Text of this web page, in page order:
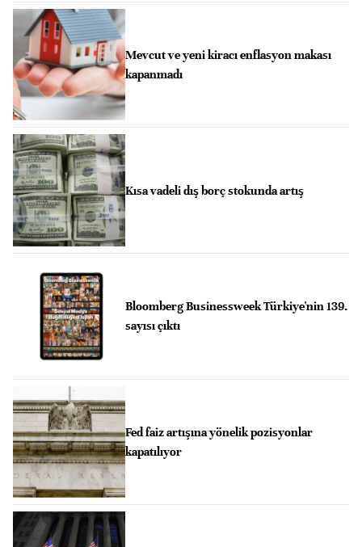
Mevcut ve yeni kiracı enflasyon makası
kapanmadı
Kısa vadeli dış borç stokunda artış
Bloomberg Businessweek Türkiye'nin 139.
sayısı çıktı
Fed faiz artışına yönelik pozisyonlar
kapatılıyor